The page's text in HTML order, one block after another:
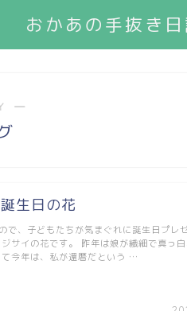
おかあの手抜き日
―
生日の花
で、子どもたちが気まぐれに誕生日プレ
サイの花です。 昨年は娘が繊細で真っ
て今年は、私が還暦だという …